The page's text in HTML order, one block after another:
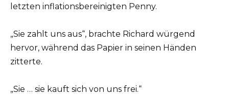
letzten inflationsbereinigten Penny.
„Sie zahlt uns aus“, brachte Richard würgend
hervor, während das Papier in seinen Händen
zitterte.
„Sie … sie kauft sich von uns frei.“